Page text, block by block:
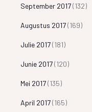
September 2017(132)
Augustus 2017(169)
Julie 2017(181)
Junie 2017(120)
Mei 2017(135)
April 2017(165)